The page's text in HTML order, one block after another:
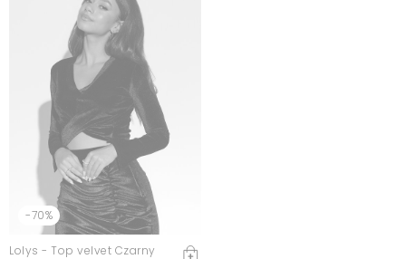
-70%
Lolys - Top velvet Czarny